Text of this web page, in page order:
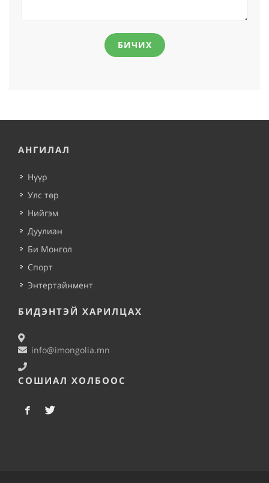
БИЧИХ
АНГИЛАЛ
Нүүр
Улс төр
Нийгэм
Дуулиан
Би Монгол
Спорт
Энтертайнмент
БИДЭНТЭЙ ХАРИЛЦАХ
info@imongolia.mn
СОШИАЛ ХОЛБООС